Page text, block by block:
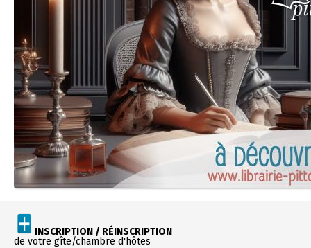
INSCRIPTION / RÉINSCRIPTION
de votre gîte/chambre d'hôtes